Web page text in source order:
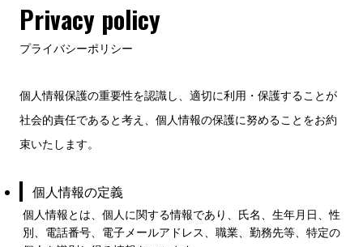
Privacy policy
プライバシーポリシー
個人情報保護の重要性を認識し、適切に利用・保護することが
社会的責任であると考え、個人情報の保護に努めることをお約
束いたします。
個人情報の定義
個人情報とは、個人に関する情報であり、氏名、生年月日、性
別、電話番号、電子メールアドレス、職業、勤務先等、特定の